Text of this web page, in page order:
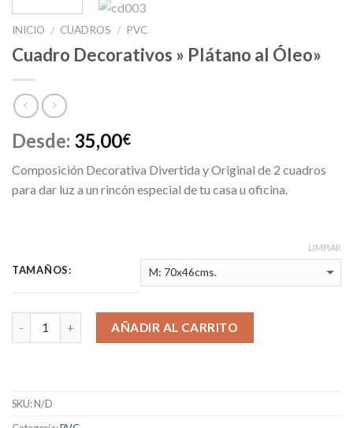
INICIO / CUADROS / PVC
Cuadro Decorativos » Plátano al Óleo»
Desde: 35,00€
Composición Decorativa Divertida y Original de 2 cuadros
para dar luz a un rincón especial de tu casa u oficina.
TAMAÑOS:
LIMPIAR
AÑADIR AL CARRITO
SKU:N/D